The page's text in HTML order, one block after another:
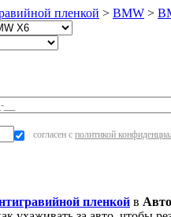
пленкой > BMW >
согласен с политикой
пленкой в